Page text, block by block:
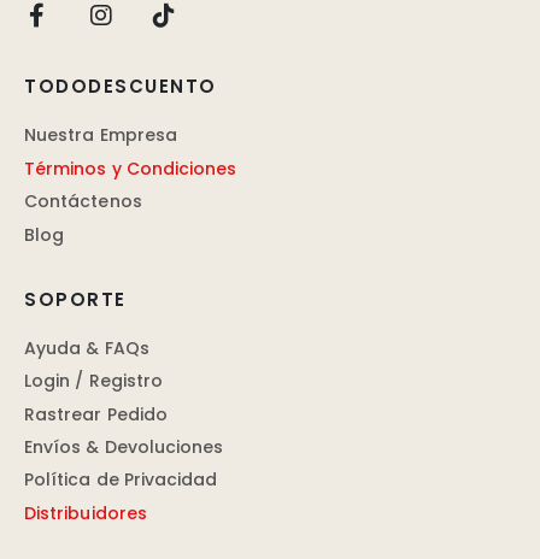
TODODESCUENTO
Nuestra Empresa
Términos y Condiciones
Contáctenos
Blog
SOPORTE
Ayuda & FAQs
Login / Registro
Rastrear Pedido
Envíos & Devoluciones
Política de Privacidad
Distribuidores